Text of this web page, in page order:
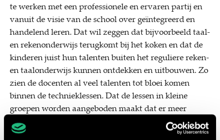
te werken met een professionele en ervaren partij en
vanuit de visie van de school over geïntegreerd en
handelend leren. Dat wil zeggen dat bijvoorbeeld taal-
en rekenonderwijs terugkomt bij het koken en dat de
kinderen juist hun talenten buiten het reguliere reken-
en taalonderwijs kunnen ontdekken en uitbouwen. Zo
zien de docenten al veel talenten tot bloei komen
binnen de technieklessen. Dat de lessen in kleine
groepen worden aangeboden maakt dat er meer
aandacht is voor de individuele ontwikkeling van de
kinderen. Ook ervaren de kinderen de vaklessen als